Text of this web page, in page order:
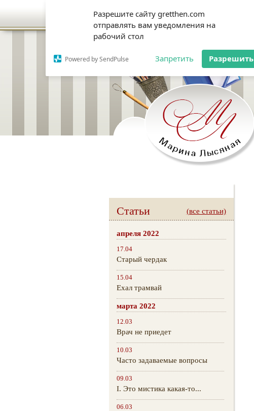
Разрешите сайту gretthen.com
отправлять вам уведомления на
рабочий стол
Powered by SendPulse Запретить Разрешить
Статьи (все статьи)
апреля 2022
17.04
Старый чердак
15.04
Ехал трамвай
марта 2022
12.03
Врач не приедет
10.03
Часто задаваемые вопросы
09.03
I. Это мистика какая-то...
06.03